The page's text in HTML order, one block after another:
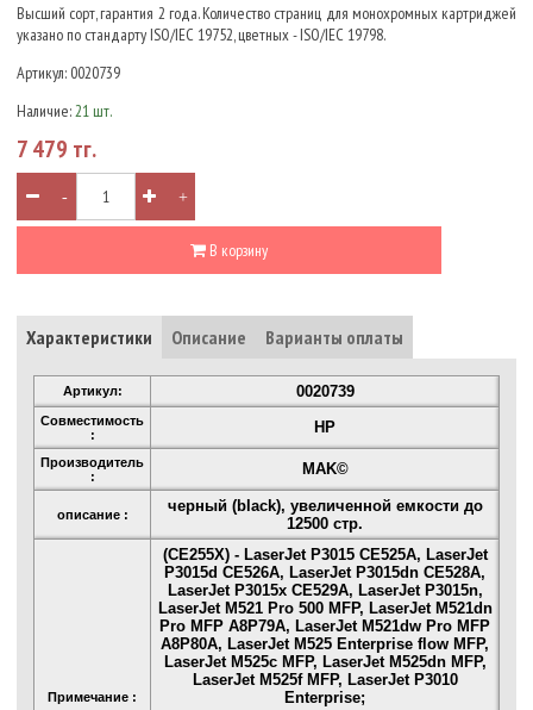
Высший сорт, гарантия 2 года. Количество страниц для монохромных картриджей
указано по стандарту ISO/IEC 19752, цветных - ISO/IEC 19798.
Артикул: 0020739
Наличие:21 шт.
7 479 тг.
- +
В корзину
Характеристики Описание Варианты оплаты
Артикул: 0020739
Совместимость
:
HP
Производитель
:
MAK©
описание :
черный (black), увеличенной емкости до
12500 стр.
Примечание :
(CE255X) - LaserJet P3015 CE525A, LaserJet
P3015d CE526A, LaserJet P3015dn CE528A,
LaserJet P3015x CE529A, LaserJet P3015n,
LaserJet M521 Pro 500 MFP, LaserJet M521dn
Pro MFP A8P79A, LaserJet M521dw Pro MFP
A8P80A, LaserJet M525 Enterprise flow MFP,
LaserJet M525c MFP, LaserJet M525dn MFP,
LaserJet M525f MFP, LaserJet P3010
Enterprise;